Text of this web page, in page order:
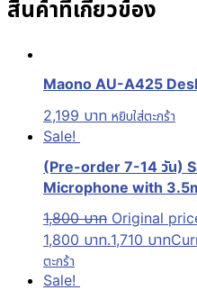
สินค้าที่เกี่ยวข้อง
Maono AU-A425
2,199 บาท หยิบใส่ตะกร้า
Sale!
(Pre-order 7-14 วัน)
Microphone with
1,800บาท Original
1,800 บาท.1,710 บาท
ตะกร้า
Sale!